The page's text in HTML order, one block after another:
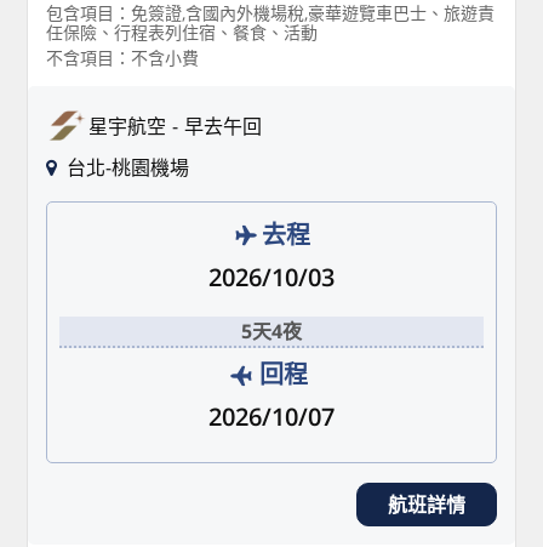
包含項目：免簽證,含國內外機場稅,豪華遊覽車巴士、旅遊責
任保險、行程表列住宿、餐食、活動
不含項目：不含小費
星宇航空
早去午回
台北-桃園機場
去程
2026/10/03
5天4夜
回程
2026/10/07
航班詳情